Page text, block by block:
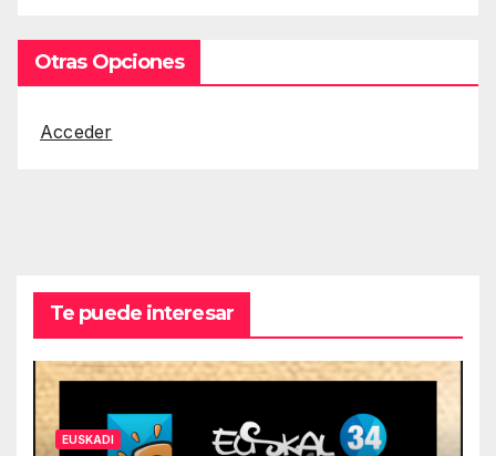
Otras Opciones
Acceder
Te puede interesar
EUSKADI